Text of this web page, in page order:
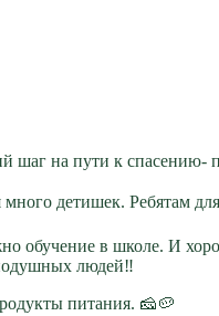
шаг на пути к спасению-
детишек. Ребятам
обучение в школе. И
людей‼
питания. 🧀🥔